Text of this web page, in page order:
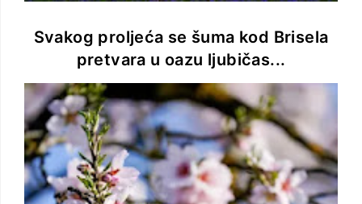
Svakog proljeća se šuma kod Brisela
pretvara u oazu ljubičas...